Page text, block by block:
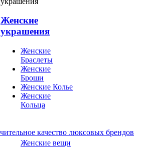
Женские
украшения
Женские
Браслеты
Женские
Броши
Женские Колье
Женские
Кольца
Женские вещи